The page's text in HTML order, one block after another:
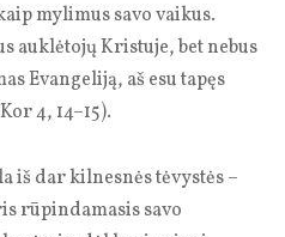
mylimus savo vaikus.
auklėtojų Kristuje, bet nebus
Evangeliją, aš esu tapęs
4, 14–15).
iš dar kilnesnės tėvystės –
rūpindamasis savo